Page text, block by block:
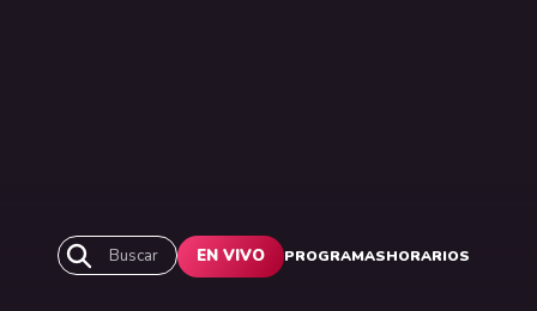
Buscar EN VIVO PROGRAMASHORARIOS